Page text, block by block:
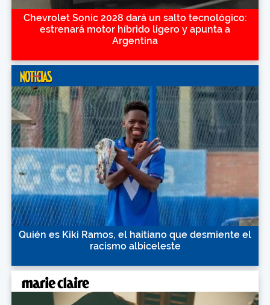
Chevrolet Sonic 2028 dará un salto tecnológico:
estrenará motor híbrido ligero y apunta a
Argentina
Quién es Kiki Ramos, el haitiano que desmiente el
racismo albiceleste